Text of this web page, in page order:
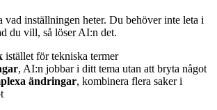
vad inställningen heter. Du behöver inte leta i
du vill, så löser AI:n det.
istället för tekniska termer
, AI:n jobbar i ditt tema utan att bryta något
ändringar, kombinera flera saker i